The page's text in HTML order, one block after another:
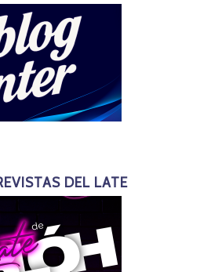
DEL LATE